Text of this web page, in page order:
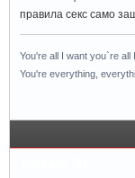
правила секс само
You're all I want you`re all
You're everything,